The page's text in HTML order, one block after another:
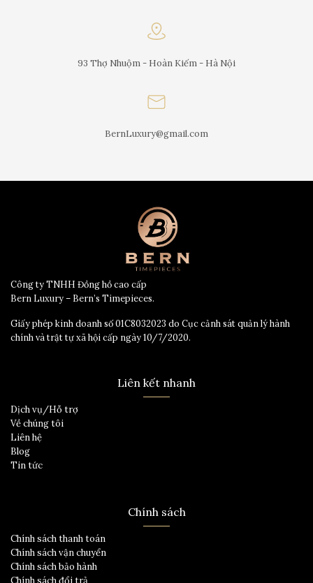
93 Thợ Nhuộm - Hoàn Kiếm - Hà Nội
BernLuxury@gmail.com
Công ty TNHH Đồng hồ cao cấp
Bern Luxury – Bern’s Timepieces.
Giấy phép kinh doanh số 01C8032023 do Cục cảnh sát quản lý hành
chính và trật tự xã hội cấp ngày 10/7/2020.
Liên kết nhanh
Dịch vụ/Hỗ trợ
Về chúng tôi
Liên hệ
Blog
Tin tức
Chính sách
Chính sách thanh toán
Chính sách vận chuyển
Chính sách bảo hành